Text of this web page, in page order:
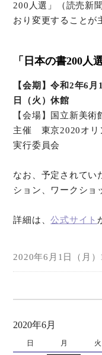
200人選」（読売新
おり変更することが
「日本の書200人
【会期】令和2年6
日（火）休館
【会場】国立新美
主催 東京2020オリ
実行委員会
なお、予定されてい
ション、ワークショ
詳細は、公式サイト
2020年6月1日（月）
2020年6月
日 月 火